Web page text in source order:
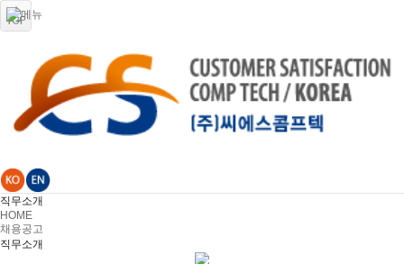
직무소개
HOME
채용공고
직무소개